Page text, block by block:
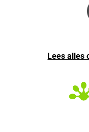
Lees alles